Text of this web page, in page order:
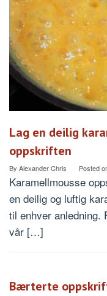
Lag en deilig
oppskriften
By Alexander Chris Posted
Karamellmousse
en deilig og luftig
til enhver anledning.
vår […]
Bærterte